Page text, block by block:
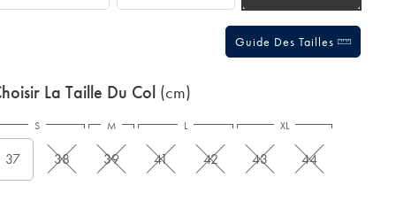
Guide Des Tailles
La Taille Du Col (cm)
37 38 39 41 42 43 44
S M L XL